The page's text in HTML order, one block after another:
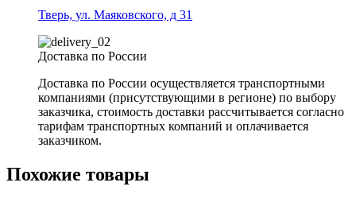
Тверь, ул. Маяковского, д 31
Доставка по России
Доставка по России осуществляется транспортными
компаниями (присутствующими в регионе) по выбору
заказчика, стоимость доставки рассчитывается согласно
тарифам транспортных компаний и оплачивается
заказчиком.
Похожие товары